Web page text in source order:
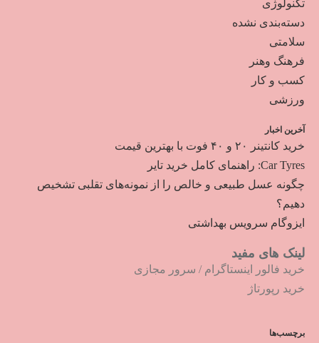
تکنولوژی
دسته‌بندی نشده
سلامتی
فرهنگ وهنر
کسب و کار
ورزشی
آخرین اخبار
خرید کانتینر ۲۰ و ۴۰ فوت با بهترین قیمت
Car Tyres: راهنمای کامل خرید تایر
چگونه عسل طبیعی و خالص را از نمونه‌های تقلبی تشخیص
دهیم؟
ایزوگام سرویس بهداشتی
لینک های مفید
خرید فالور اینستاگرام / سرور مجازی
خرید رپورتاژ
برچسب‌ها